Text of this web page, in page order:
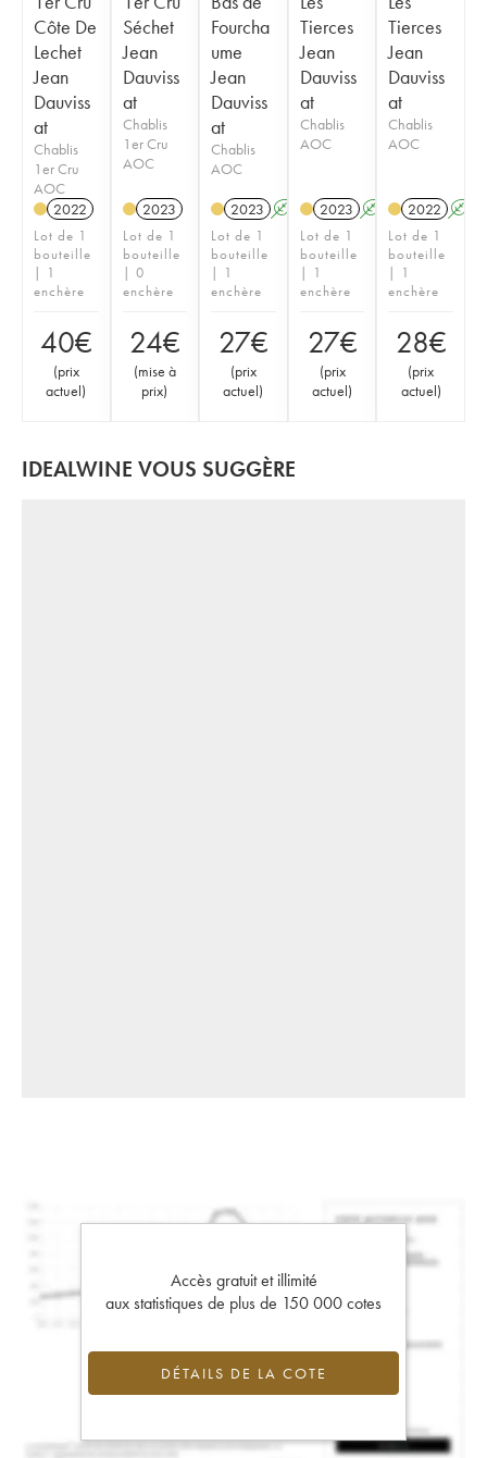
Côte De
Lechet
Jean
Dauviss
at
Chablis
1er Cru
AOC
2022
Lot de 1
bouteille
| 1
enchère
40€
(prix
actuel)
Séchet
Jean
Dauviss
at
Chablis
1er Cru
AOC
2023
Lot de 1
bouteille
| 0
enchère
24€
(mise à
prix)
Fourcha
ume
Jean
Dauviss
at
Chablis
AOC
2023 A
Lot de 1
bouteille
| 1
enchère
27€
(prix
actuel)
Tierces
Jean
Dauviss
at
Chablis
AOC
2023 A
Lot de 1
bouteille
| 1
enchère
27€
(prix
actuel)
Tierces
Jean
Dauviss
at
Chablis
AOC
2022 A
Lot de 1
bouteille
| 1
enchère
28€
(prix
actuel)
IDEALWINE VOUS SUGGÈRE
Accès gratuit et illimité
aux statistiques de plus de 150 000 cotes
DÉTAILS DE LA COTE